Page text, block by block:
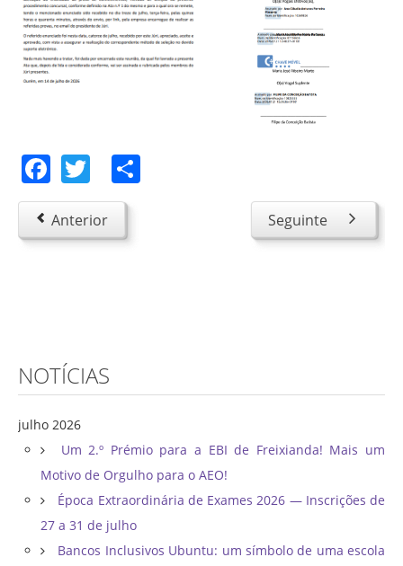
Facebook
Twitter
Anterior Seguinte
NOTÍCIAS
julho 2026
Um 2.º Prémio para a EBI de Freixianda! Mais um
Motivo de Orgulho para o AEO!
Época Extraordinária de Exames 2026 — Inscrições de
27 a 31 de julho
Bancos Inclusivos Ubuntu: um símbolo de uma escola